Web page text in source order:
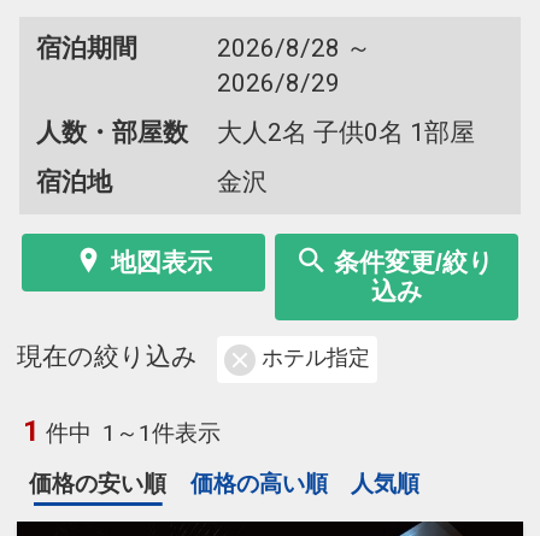
宿泊期間
2026/8/28 ～
2026/8/29
人数・部屋数
大人2名 子供0名 1部屋
宿泊地
金沢
地図表示
条件変更/絞り
込み
現在の絞り込み ホテル指定
1 件中 1～1件表示
価格の安い順
価格の高い順 人気順